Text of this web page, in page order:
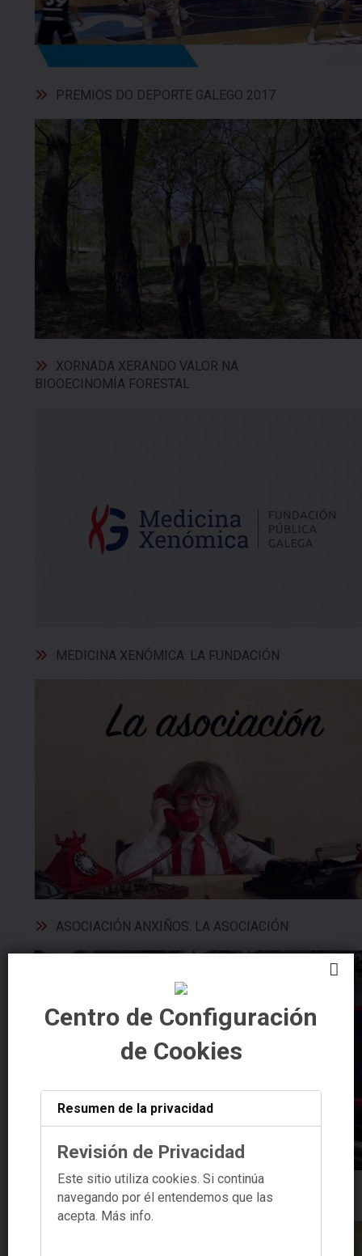
PREMIOS DO DEPORTE GALEGO 2017
XORNADA XERANDO VALOR NA
BIOOECINOMÍA FORESTAL
MEDICINA XENÓMICA. LA FUNDACIÓN
ASOCIACIÓN ANXIÑOS. LA ASOCIACIÓN
GALICIA 4.0
Centro de Configuración
de Cookies
Resumen de la privacidad
Revisión de Privacidad
Este sitio utiliza cookies. Si continúa
navegando por él entendemos que las
acepta. Más info.